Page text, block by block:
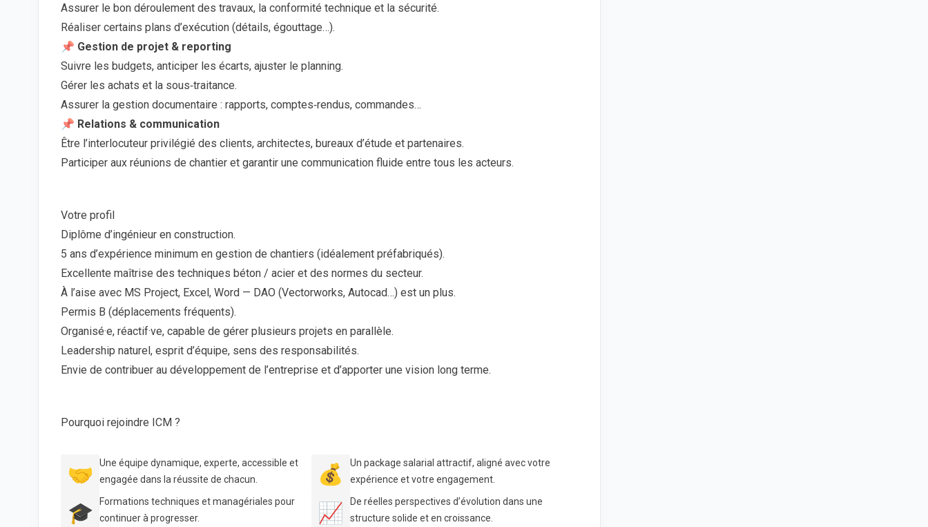
Assurer le bon déroulement des travaux, la conformité technique et la sécurité.
Réaliser certains plans d’exécution (détails, égouttage…).
📌 Gestion de projet & reporting
Suivre les budgets, anticiper les écarts, ajuster le planning.
Gérer les achats et la sous‑traitance.
Assurer la gestion documentaire : rapports, comptes‑rendus, commandes…
📌 Relations & communication
Être l’interlocuteur privilégié des clients, architectes, bureaux d’étude et partenaires.
Participer aux réunions de chantier et garantir une communication fluide entre tous les acteurs.
Votre profil
Diplôme d’ingénieur en construction.
5 ans d’expérience minimum en gestion de chantiers (idéalement préfabriqués).
Excellente maîtrise des techniques béton / acier et des normes du secteur.
À l’aise avec MS Project, Excel, Word — DAO (Vectorworks, Autocad…) est un plus.
Permis B (déplacements fréquents).
Organisé·e, réactif·ve, capable de gérer plusieurs projets en parallèle.
Leadership naturel, esprit d’équipe, sens des responsabilités.
Envie de contribuer au développement de l’entreprise et d’apporter une vision long terme.
Pourquoi rejoindre ICM ?
🤝
Une équipe dynamique, experte, accessible et
engagée dans la réussite de chacun.
💰
Un package salarial attractif, aligné avec votre
expérience et votre engagement.
🎓
Formations techniques et managériales pour
continuer à progresser.
📈
De réelles perspectives d’évolution dans une
structure solide et en croissance.